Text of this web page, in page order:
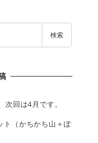
検索
回は4月です。
ト（かちかち山＋ぽ